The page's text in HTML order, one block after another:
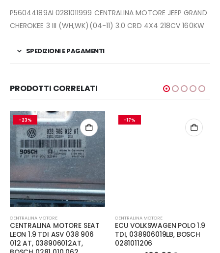
P56044189AI 0281011999 CENTRALINA MOTORE JEEP GRAND
CHEROKEE 3 III (WH,WK)(04-11) 3.0 CRD 4X4 218CV 160KW
SPEDIZIONI E PAGAMENTI
PRODOTTI CORRELATI
-23%
CENTRALINA MOTORE
CENTRALINA MOTORE SEAT
LEON 1.9 TDI ASV 038 906
012 AT, 038906012AT,
-17%
CENTRALINA MOTORE
ECU VOLKSWAGEN POLO 1.9
TDI, 038906019LB, BOSCH
0281011206